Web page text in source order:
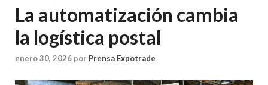
La automatización cambia
la logística postal
enero 30, 2026 por Prensa Expotrade